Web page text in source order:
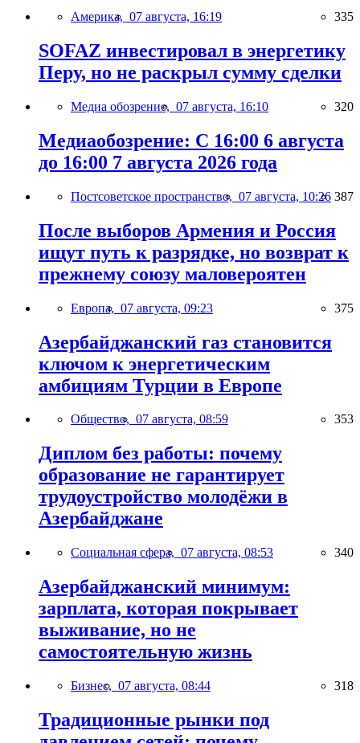
Америка, 07 августа, 16:19 335
SOFAZ инвестировал в энергетику
Перу, но не раскрыл сумму сделки
Медиа обозрение, 07 августа, 16:10 320
Медиаобозрение: С 16:00 6 августа
до 16:00 7 августа 2026 года
Постсоветское пространство, 07 августа, 10:26 387
После выборов Армения и Россия
ищут путь к разрядке, но возврат к
прежнему союзу маловероятен
Европа, 07 августа, 09:23 375
Азербайджанский газ становится
ключом к энергетическим
амбициям Турции в Европе
Общество, 07 августа, 08:59 353
Диплом без работы: почему
образование не гарантирует
трудоустройство молодёжи в
Азербайджане
Социальная сфера, 07 августа, 08:53 340
Азербайджанский минимум:
зарплата, которая покрывает
выживание, но не
самостоятельную жизнь
Бизнес, 07 августа, 08:44 318
Традиционные рынки под